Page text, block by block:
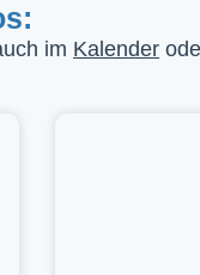
im Kalender